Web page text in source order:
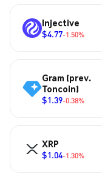
Injective
$4.77-1.50%
Gram (prev.
Toncoin)
$1.39-0.38%
XRP
$1.04-1.30%